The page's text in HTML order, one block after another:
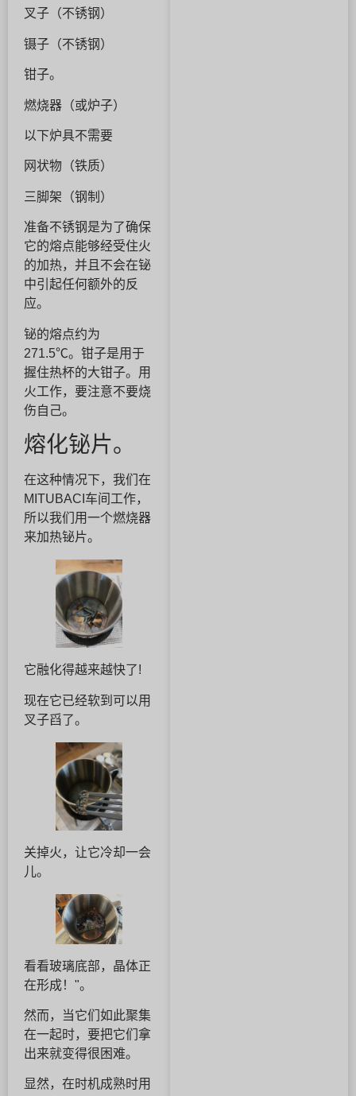
叉子（不锈钢）
镊子（不锈钢）
钳子。
燃烧器（或炉子）
以下炉具不需要
网状物（铁质）
三脚架（钢制）
准备不锈钢是为了确保
它的熔点能够经受住火
的加热，并且不会在铋
中引起任何额外的反
应。
铋的熔点约为
271.5℃。钳子是用于
握住热杯的大钳子。用
火工作，要注意不要烧
伤自己。
熔化铋片。
在这种情况下，我们在
MITUBACI车间工作，
所以我们用一个燃烧器
来加热铋片。
它融化得越来越快了!
现在它已经软到可以用
叉子舀了。
关掉火，让它冷却一会
儿。
看看玻璃底部，晶体正
在形成！"。
然而，当它们如此聚集
在一起时，要把它们拿
出来就变得很困难。
显然，在时机成熟时用